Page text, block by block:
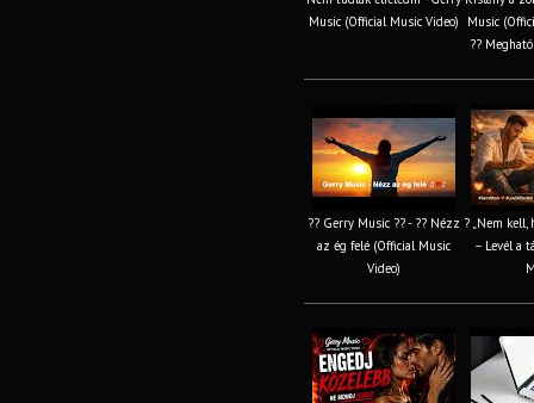
Music (Official Music Video)
Music
??
?? Gerry Music ?? - ?? Nézz
az ég felé (Official Music
Video)
? „Nem kell,
– Levél a